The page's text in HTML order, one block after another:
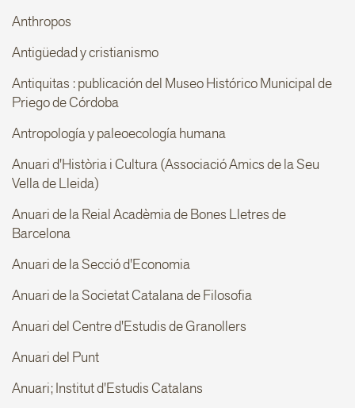
Anthropos
Antigüedad y cristianismo
Antiquitas : publicación del Museo Histórico Municipal de
Priego de Córdoba
Antropología y paleoecología humana
Anuari d'Història i Cultura (Associació Amics de la Seu
Vella de Lleida)
Anuari de la Reial Acadèmia de Bones Lletres de
Barcelona
Anuari de la Secció d'Economia
Anuari de la Societat Catalana de Filosofia
Anuari del Centre d'Estudis de Granollers
Anuari del Punt
Anuari; Institut d'Estudis Catalans